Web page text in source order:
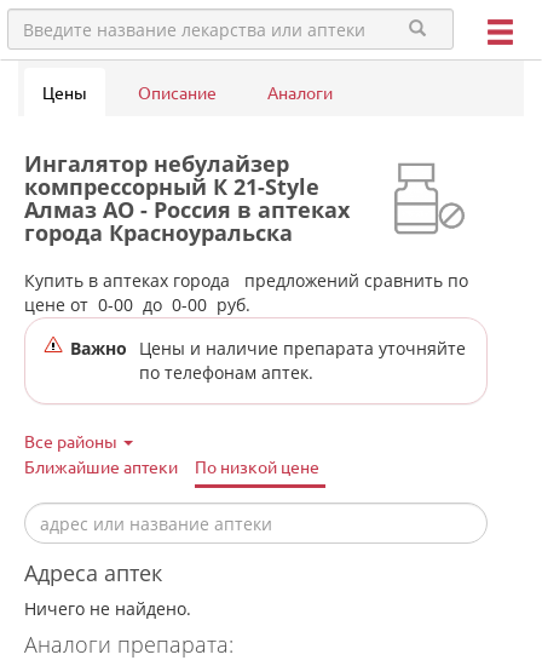
Цены Описание Аналоги
Ингалятор небулайзер
компрессорный К 21-Style
Алмаз АО - Россия в аптеках
города Красноуральска
Купить в аптеках города
предложений сравнить по
цене от 0-00 до 0-00 руб.
Важно
Цены и наличие препарата уточняйте
по телефонам аптек.
Все районы
Ближайшие аптеки
По низкой цене
Адреса аптек
Ничего не найдено.
Аналоги препарата: